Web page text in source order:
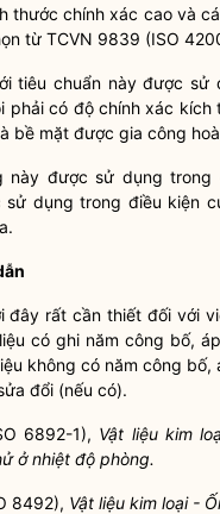
thước chính xác cao và
từ TCVN 9839 (ISO
tiêu chuẩn này được sử
phải có độ chính xác kích
bề mặt được gia công
này được sử dụng trong
sử dụng trong điều kiện
đây rất cần thiết đối với
có ghi năm công bố,
không có năm công bố,
đổi (nếu có).
6892-1), Vật liệu kim
ở nhiệt độ phòng.
8492), Vật liệu kim loại - Ố